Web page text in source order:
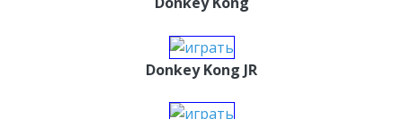
Donkey Kong JR